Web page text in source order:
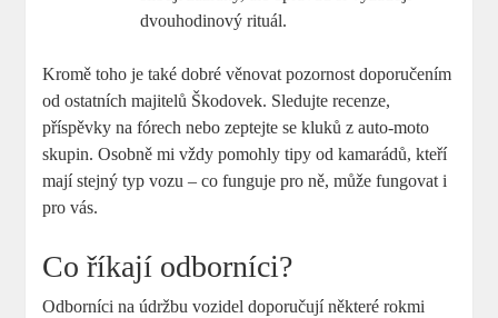
dvouhodinový ⁣rituál.
Kromě toho⁤ je ‌také dobré ​věnovat pozornost ⁢doporučením​
od ostatních majitelů Škodovek. Sledujte‌ recenze,
příspěvky na‌ fórech ⁤nebo zeptejte ⁤se kluků z ‍auto-moto
skupin.⁤ Osobně mi‌ vždy​ pomohly ⁢tipy od ‍kamarádů,​ kteří ​
mají‍ stejný typ vozu – co ⁢funguje pro ně, může fungovat i
pro vás.
Co říkají odborníci?
Odborníci ⁣na ⁣údržbu vozidel doporučují některé rokmi